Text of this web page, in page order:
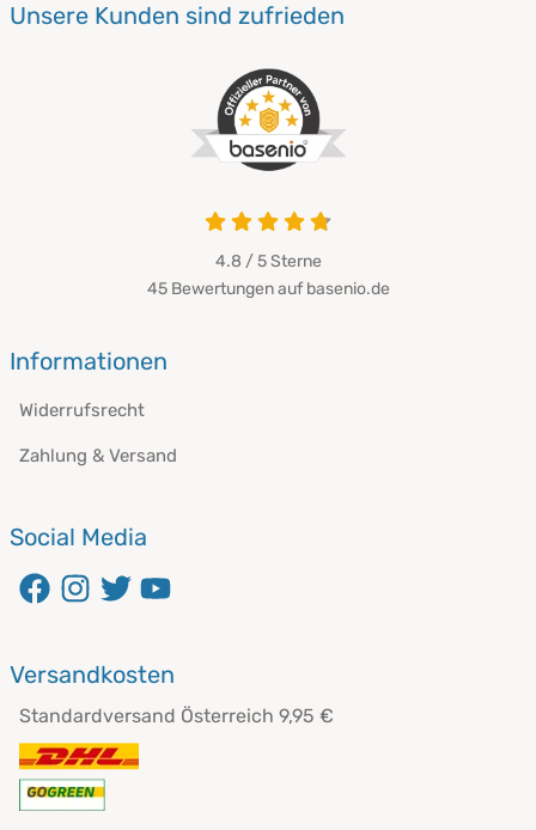
Unsere Kunden sind zufrieden
4.8 / 5Sterne
45 Bewertungen auf basenio.de
Informationen
Widerrufsrecht
Zahlung & Versand
Social Media
Versandkosten
Standardversand Österreich 9,95 €